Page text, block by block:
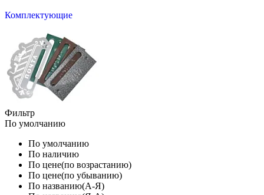
Комплектующие
Фильтр
По умолчанию
По умолчанию
По наличию
По цене(по возрастанию)
По цене(по убыванию)
По названию(А-Я)